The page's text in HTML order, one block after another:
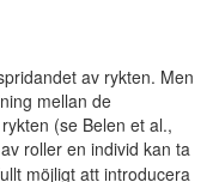
av rykten. Men
mellan de
(se Belen et al.,
roller en individ kan ta
möjligt att introducera